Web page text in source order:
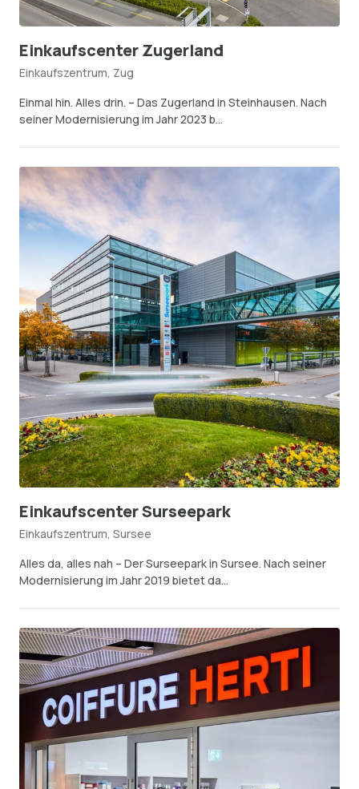
Einkaufscenter Zugerland
Einkaufszentrum, Zug
Einmal hin. Alles drin. – Das Zugerland in Steinhausen. Nach
seiner Modernisierung im Jahr 2023 b...
Einkaufscenter Surseepark
Einkaufszentrum, Sursee
Alles da, alles nah – Der Surseepark in Sursee. Nach seiner
Modernisierung im Jahr 2019 bietet da...